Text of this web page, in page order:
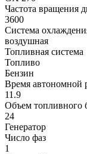
Частота вращения
3600
Система
воздушная
Топливная система
Топливо
Бензин
Время автономной
11.9
Объем топливного
24
Генератор
Число фаз
1